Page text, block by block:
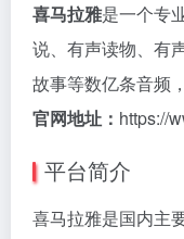
喜马拉雅是一个专
说、有声读物、有
故事等数亿条音频
官网地址： https://
平台简介
喜马拉雅是国内主